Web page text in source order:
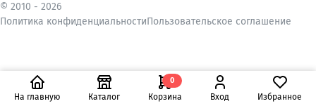
На главную Каталог
0
Корзина Вход Избранное
© 2010 - 2026
Политика конфиденциальностиПользовательское соглашение